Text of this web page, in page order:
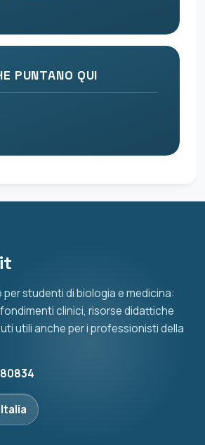
PUNTANO QUI
studenti di biologia e medicina:
clinici, risorse didattiche
utili anche per i professionisti della